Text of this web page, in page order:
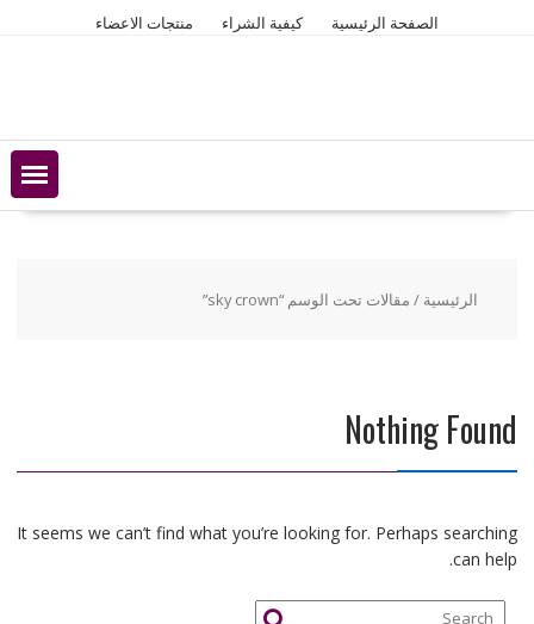
الصفحة الرئيسية كيفية الشراء منتجات الاعضاء
الرئيسية / مقالات تحت الوسم “sky crown”
Nothing Found
It seems we can’t find what you’re looking for. Perhaps searching
can help.